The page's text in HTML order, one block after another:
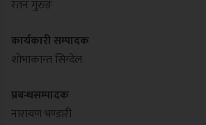
रतन गुरुङ
कार्यकारी सम्पादक
शोभाकान्त सिग्देल
प्रबन्धसम्पादक
नारायण भण्डारी